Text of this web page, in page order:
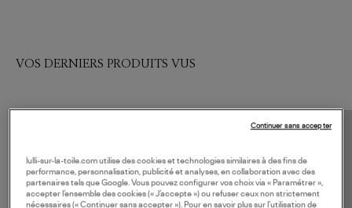
VOS DERNIERS PRODUITS VUS
lulli-sur-la-toile.com utilise des cookies et technologies similaires à des fins de
performance, personnalisation, publicité et analyses, en collaboration avec des
partenaires tels que Google. Vous pouvez configurer vos choix via « Paramétrer »,
accepter l’ensemble des cookies (« J’accepte ») ou refuser ceux non strictement
nécessaires (« Continuer sans accepter »). Pour en savoir plus sur l’utilisation de
Continuer sans accepter